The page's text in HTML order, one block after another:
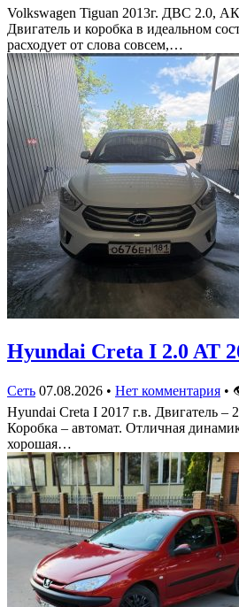
Volkswagen Tiguan 2013г. ДВС 2.0,
Двигатель и коробка в идеальном
расходует от слова совсем,…
Hyundai Creta I 2.0 AT
Сеть 07.08.2026 • Нет комментария •
Hyundai Creta I 2017 г.в. Двигатель –
Коробка – автомат. Отличная
хорошая…